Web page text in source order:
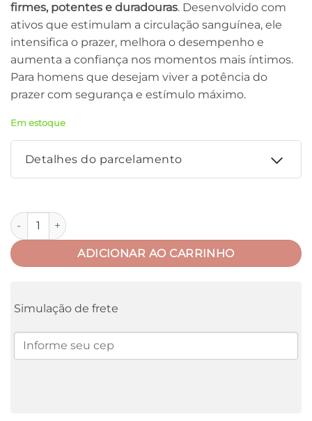
firmes, potentes e duradouras. Desenvolvido com
ativos que estimulam a circulação sanguínea, ele
intensifica o prazer, melhora o desempenho e
aumenta a confiança nos momentos mais íntimos.
Para homens que desejam viver a potência do
prazer com segurança e estímulo máximo.
Em estoque
Detalhes do parcelamento
Parcelas:
1X DER$16,00SEM 16,00
Espada De São Jorge Pênis Rígido 15g Hot Flowers
ADICIONAR AO CARRINHO
Simulação de frete